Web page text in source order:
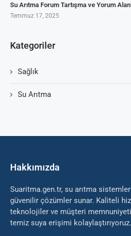
Su Arıtma Forum Tartışma ve Yorum
Temmuz 17, 2025
Kategoriler
Sağlık
Su Arıtma
Hakkımızda
Suaritma.gen.tr, su arıtma
güvenilir çözümler sunar. Kaliteli
teknolojiler ve müşteri memnuniyeti
temiz suya erişimi kolaylaştırıyoruz.